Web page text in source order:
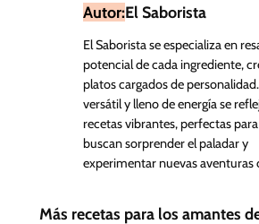
Autor:El Saborista
El Saborista se especializa en
potencial de cada ingrediente,
platos cargados de
versátil y lleno de energía se
recetas vibrantes, perfectas
buscan sorprender el paladar y
experimentar nuevas aventuras
Más recetas para los amantes